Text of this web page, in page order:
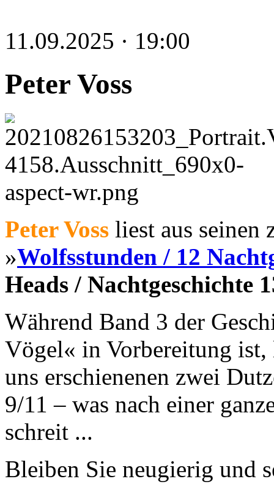
11.09.2025 · 19:00
Peter Voss
Peter Voss liest aus seinen
»Wolfsstunden / 12
Heads / Nachtgeschichte
Während Band 3 der
Vögel« in Vorbereitung ist,
uns erschienenen zwei
9/11 – was nach einer
schreit ...
Bleiben Sie neugierig und